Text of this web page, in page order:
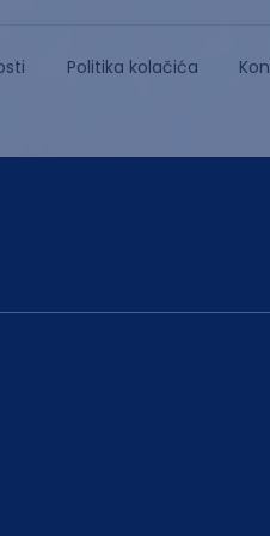
Politika kolačića